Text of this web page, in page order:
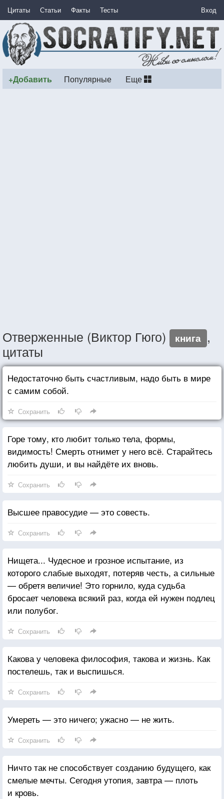
Цитаты Статьи Факты Тесты Вход
+Добавить Популярные Еще
Отверженные (Виктор Гюго) книга ,
цитаты
Недостаточно быть счастливым, надо быть в мире
с самим собой.
Сохранить
Горе тому, кто любит только тела, формы,
видимость! Смерть отнимет у него всё. Старайтесь
любить души, и вы найдёте их вновь.
Сохранить
Высшее правосудие — это совесть.
Сохранить
Нищета... Чудесное и грозное испытание, из
которого слабые выходят, потеряв честь, а сильные
— обретя величие! Это горнило, куда судьба
бросает человека всякий раз, когда ей нужен подлец
или полубог.
Сохранить
Какова у человека философия, такова и жизнь. Как
постелешь, так и выспишься.
Сохранить
Умереть — это ничего; ужасно — не жить.
Сохранить
Ничто так не способствует созданию будущего, как
смелые мечты. Сегодня утопия, завтра — плоть
и кровь.